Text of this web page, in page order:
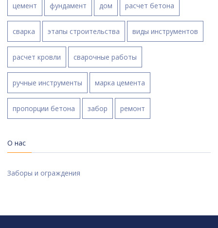
цемент фундамент дом расчет бетона
сварка этапы строительства виды инструментов
расчет кровли сварочные работы
ручные инструменты марка цемента
пропорции бетона забор ремонт
О нас
Заборы и ограждения